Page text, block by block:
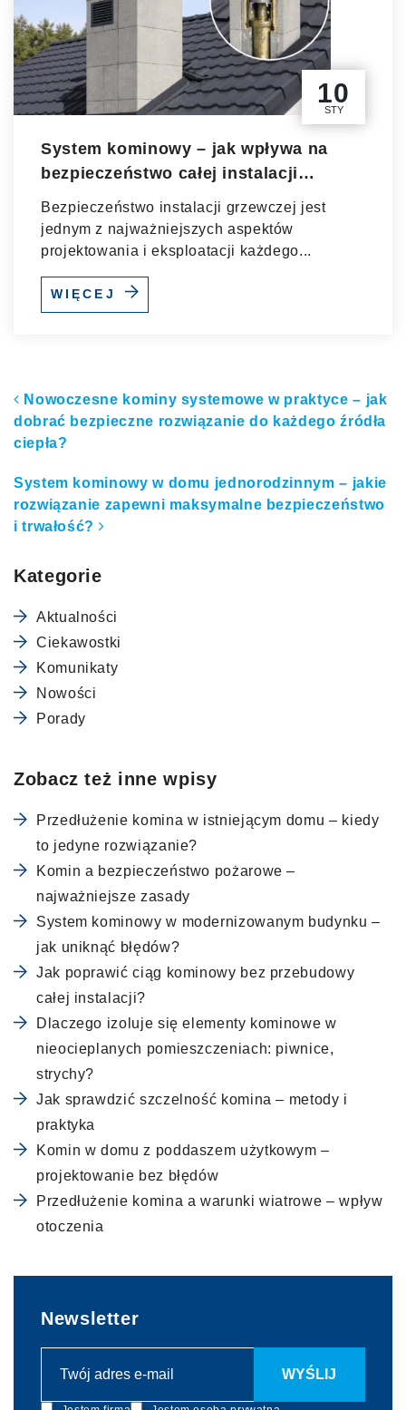
10
STY
System kominowy – jak wpływa na
bezpieczeństwo całej instalacji
grzewczej?
Bezpieczeństwo instalacji grzewczej jest
jednym z najważniejszych aspektów
projektowania i eksploatacji każdego...
WIĘCEJ
Nawigacja po artykułach
Nowoczesne kominy systemowe w praktyce – jak
dobrać bezpieczne rozwiązanie do każdego źródła
ciepła?
System kominowy w domu jednorodzinnym – jakie
rozwiązanie zapewni maksymalne bezpieczeństwo
i trwałość?
Kategorie
Aktualności
Ciekawostki
Komunikaty
Nowości
Porady
Zobacz też inne wpisy
Przedłużenie komina w istniejącym domu – kiedy
to jedyne rozwiązanie?
Komin a bezpieczeństwo pożarowe –
najważniejsze zasady
System kominowy w modernizowanym budynku –
jak uniknąć błędów?
Jak poprawić ciąg kominowy bez przebudowy
całej instalacji?
Dlaczego izoluje się elementy kominowe w
nieocieplanych pomieszczeniach: piwnice,
strychy?
Jak sprawdzić szczelność komina – metody i
praktyka
Komin w domu z poddaszem użytkowym –
projektowanie bez błędów
Przedłużenie komina a warunki wiatrowe – wpływ
otoczenia
Newsletter